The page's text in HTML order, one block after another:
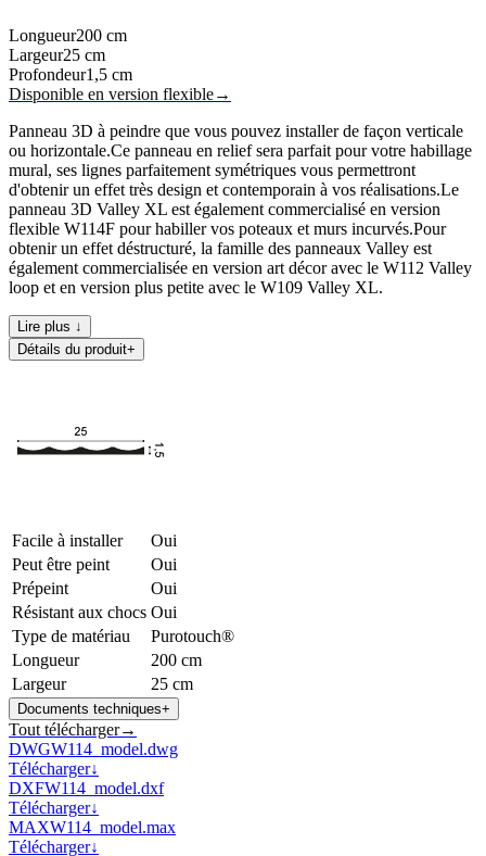
Longueur200 cm
Largeur25 cm
Profondeur1,5 cm
Disponible en version flexible→
Panneau 3D à peindre que vous pouvez installer de façon verticale
ou horizontale.Ce panneau en relief sera parfait pour votre habillage
mural, ses lignes parfaitement symétriques vous permettront
d'obtenir un effet très design et contemporain à vos réalisations.Le
panneau 3D Valley XL est également commercialisé en version
flexible W114F pour habiller vos poteaux et murs incurvés.Pour
obtenir un effet déstructuré, la famille des panneaux Valley est
également commercialisée en version art décor avec le W112 Valley
loop et en version plus petite avec le W109 Valley XL.
Lire plus ↓
Détails du produit+
Facile à installer
Oui
Peut être peint
Oui
Prépeint
Oui
Résistant aux chocs Oui
Type de matériau
Purotouch®
Longueur
200 cm
Largeur
25 cm
Documents techniques+
Tout télécharger→
DWGW114_model.dwg
Télécharger↓
DXFW114_model.dxf
Télécharger↓
MAXW114_model.max
Télécharger↓